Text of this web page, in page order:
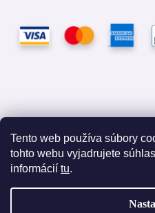
Tento web používa súbory
tohto webu vyjadrujete
informácií tu.
Facebook